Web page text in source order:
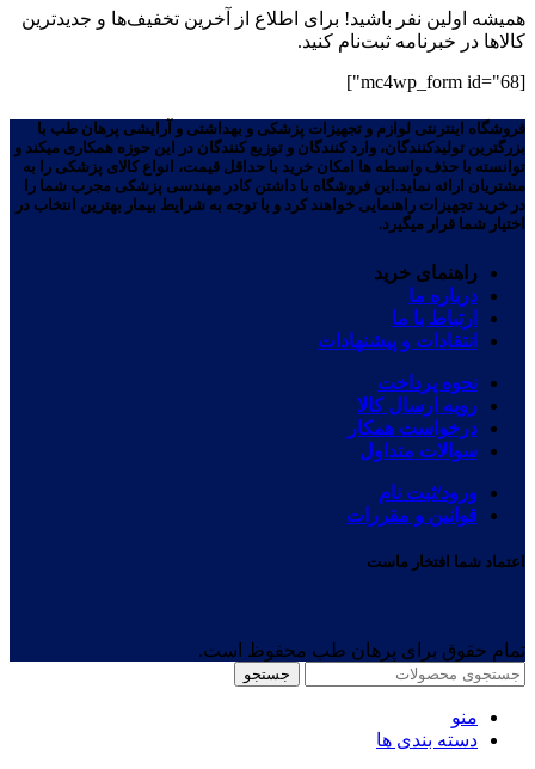
همیشه اولین نفر باشید! برای اطلاع از آخرین تخفیف‌ها و جدیدترین
کالاها در خبرنامه ثبت‌نام کنید.
[mc4wp_form id="68"]
فروشگاه اینترنتی لوازم و تجهیزات پزشکی و بهداشتی و آرایشی پرهان طب با
بزرگترین تولیدکنندگان، وارد کنندگان و توزیع کنندگان در این حوزه همکاری میکند و
توانسته با حذف واسطه ها امکان خرید با حداقل قیمت، انواع کالای پزشکی را به
مشتریان ارائه نماید.این فروشگاه با داشتن کادر مهندسی پزشکی مجرب شما را
در خرید تجهیزات راهنمایی خواهند کرد و با توجه به شرایط بیمار بهترین انتخاب در
اختیار شما قرار میگیرد.
راهنمای خرید
درباره ما
ارتباط با ما
انتقادات و پیشنهادات
نحوه پرداخت
رویه ارسال کالا
درخواست همکار
سوالات متداول
ورود/ثبت نام
قوانین و مقررات
اعتماد شما افتخار ماست
تمام حقوق برای پرهان طب محفوظ است.
جستجو
منو
دسته بندی ها